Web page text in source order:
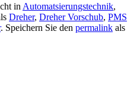
in Automatsierungstechnik,
Dreher, Dreher Vorschub, PMS
. Speichern Sie den permalink als